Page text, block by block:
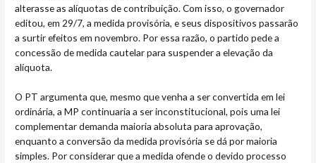
alterasse as alíquotas de contribuição. Com isso, o governador
editou, em 29/7, a medida provisória, e seus dispositivos passarão
a surtir efeitos em novembro. Por essa razão, o partido pede a
concessão de medida cautelar para suspender a elevação da
alíquota.
O PT argumenta que, mesmo que venha a ser convertida em lei
ordinária, a MP continuaria a ser inconstitucional, pois uma lei
complementar demanda maioria absoluta para aprovação,
enquanto a conversão da medida provisória se dá por maioria
simples. Por considerar que a medida ofende o devido processo